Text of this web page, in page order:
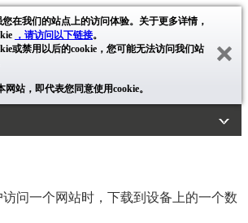
在我们的站点上的访问体验。关于更多详情，
，请访问以下链接。
或禁用以后的cookie，您可能无法访问我们站
站，即代表您同意使用cookie。
问一个网站时，下载到设备上的一个数